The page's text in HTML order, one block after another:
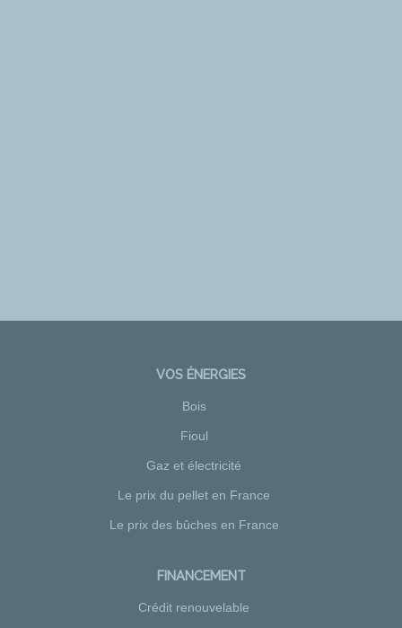
VOS ÉNERGIES
Bois
Fioul
Gaz et électricité
Le prix du pellet en France
Le prix des bûches en France
FINANCEMENT
Crédit renouvelable